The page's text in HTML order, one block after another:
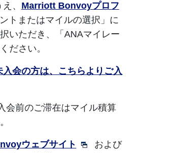
、 Marriott Bonvoyプロフ
トまたはマイルの選択」に
いただき、「ANAマイレー
ださい。
会の方は、こちらよりご入
会前のご滞在はマイル積算
ウェブサイト
および